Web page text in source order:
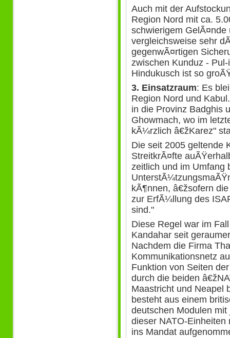
Auch mit der
Region Nord mit ca.
schwierigem
vergleichsweise sehr
gegenwÃ¤rtigen
zwischen Kunduz -
Hindukusch ist so
3. Einsatzraum: Es
Region Nord und
in die Provinz Badghis
Ghowmach, wo im
kÃ¼rzlich â€žKarez"
Die seit 2005 geltende
StreitkrÃ¤fte
zeitlich und im Umfang
kÃ¶nnen, â€žsofern
zur ErfÃ¼llung des
sind."
Diese Regel war im
Kandahar seit
Nachdem die Firma
Kommunikationsnetz
Funktion von Seiten
durch die beiden
Maastricht und Neapel
besteht aus einem
deutschen Modulen
dieser NATO-
ins Mandat